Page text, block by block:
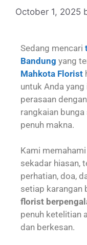
October 1, 2025
Sedang mencari
Bandung yang
Mahkota Florist
untuk Anda
perasaan
rangkaian
penuh makna.
Kami
sekadar hiasan,
perhatian, doa,
setiap karangan
florist
penuh ketelitian
dan berkesan.